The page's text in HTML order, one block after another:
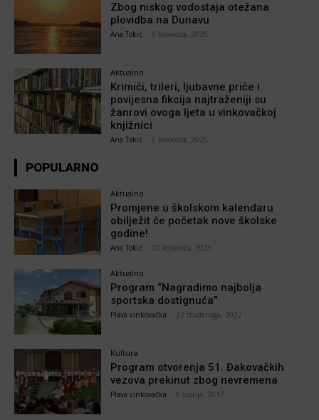
Zbog niskog vodostaja otežana
plovidba na Dunavu
Ana Tokić 6 kolovoza, 2026
Aktualno
Krimići, trileri, ljubavne priče i
povijesna fikcija najtraženiji su
žanrovi ovoga ljeta u vinkovačkoj
knjižnici
Ana Tokić 6 kolovoza, 2026
POPULARNO
Aktualno
Promjene u školskom kalendaru
obilježit će početak nove školske
godine!
Ana Tokić 20 kolovoza, 2025
Aktualno
Program “Nagradimo najbolja
sportska dostignuća”
Plava vinkovačka 22 studenoga, 2022
Kultura
Program otvorenja 51. Đakovačkih
vezova prekinut zbog nevremena
Plava vinkovačka 8 srpnja, 2017